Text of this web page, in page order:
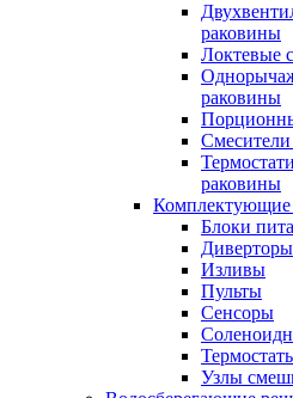
раковины
Локтевые
раковины
раковины
Комплектующие
Блоки
Диверторы
Изливы
Пульты
Сенсоры
Узлы